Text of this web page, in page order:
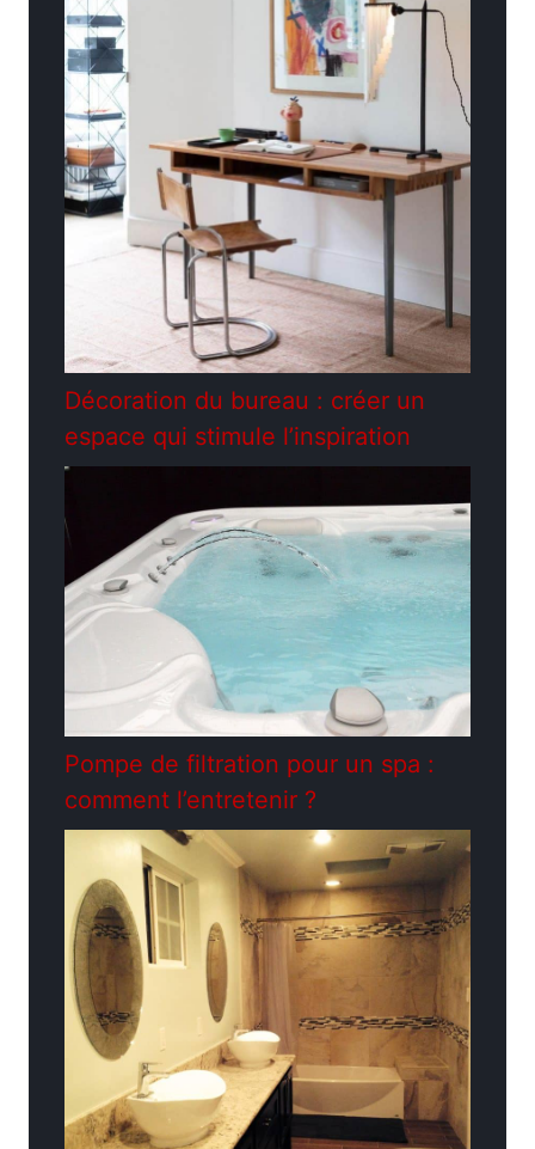
Décoration du bureau : créer un
espace qui stimule l’inspiration
Pompe de filtration pour un spa :
comment l’entretenir ?